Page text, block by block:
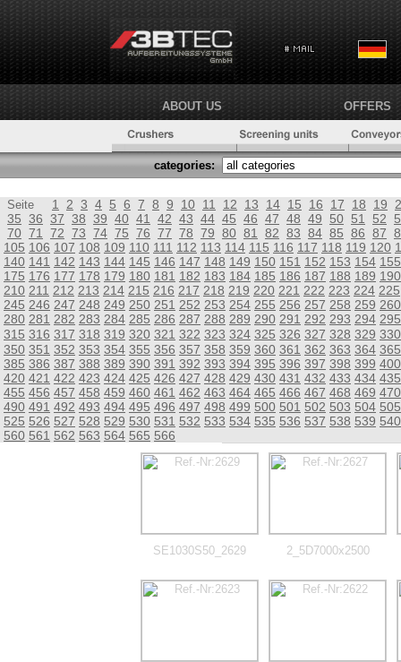
ABOUT US OFFERS
categories:
Seite 1 2 3 4 5 6 7 8 9 10 11 12 13 14 15 16 17 18 19
35 36 37 38 39 40 41 42 43 44 45 46 47 48 49 50 51 52
70 71 72 73 74 75 76 77 78 79 80 81 82 83 84 85 86 87
105 106 107 108 109 110 111 112 113 114 115 116 117 118 119 120
140 141 142 143 144 145 146 147 148 149 150 151 152 153 154 155
175 176 177 178 179 180 181 182 183 184 185 186 187 188 189 190
210 211 212 213 214 215 216 217 218 219 220 221 222 223 224 225
245 246 247 248 249 250 251 252 253 254 255 256 257 258 259 260
280 281 282 283 284 285 286 287 288 289 290 291 292 293 294 295
315 316 317 318 319 320 321 322 323 324 325 326 327 328 329 330
350 351 352 353 354 355 356 357 358 359 360 361 362 363 364 365
385 386 387 388 389 390 391 392 393 394 395 396 397 398 399 400
420 421 422 423 424 425 426 427 428 429 430 431 432 433 434 435
455 456 457 458 459 460 461 462 463 464 465 466 467 468 469 470
490 491 492 493 494 495 496 497 498 499 500 501 502 503 504 505
525 526 527 528 529 530 531 532 533 534 535 536 537 538 539 540
560 561 562 563 564 565 566
SE1030S50_2629 2_5D7000x2500